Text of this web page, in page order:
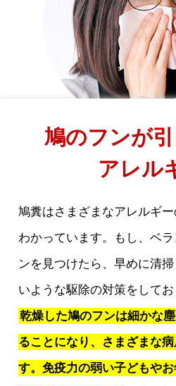
鳩のフンが
アレル
鳩糞はさまざまなアレルギ
わかっています。もし、ベ
ンを見つけたら、早めに清
いような駆除の対策をしてお
乾燥した鳩のフンは細かな
ることになり、さまざまな
す。免疫力の弱い子どもや